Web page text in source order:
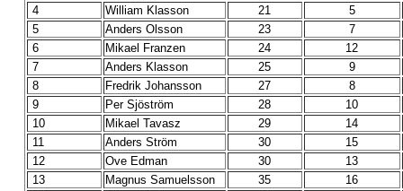
4
William Klasson 21
5
5
Anders Olsson 23
7
6
Mikael Franzen 24
12
7
Anders Klasson 25
9
8
Fredrik Johansson 27
8
9
Per Sjöström 28
10
10
Mikael Tavasz 29
14
11
Anders Ström 30
15
12
Ove Edman 30
13
13
Magnus Samuelsson 35
16